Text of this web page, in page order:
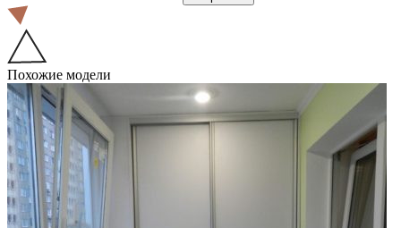
Похожие модели